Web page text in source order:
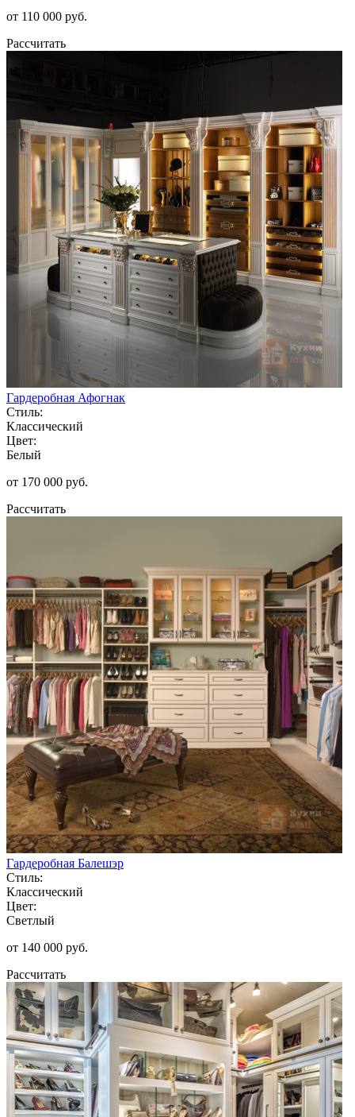
от 110 000 руб.
Рассчитать
Гардеробная Афогнак
Стиль:
Классический
Цвет:
Белый
от 170 000 руб.
Рассчитать
Гардеробная Балешэр
Стиль:
Классический
Цвет:
Светлый
от 140 000 руб.
Рассчитать